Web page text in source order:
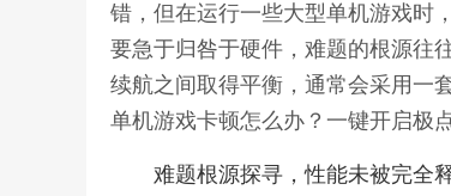
错，但在运行一些大型单机游戏时
要急于归咎于硬件，难题的根源往
续航之间取得平衡，通常会采用一
单机游戏卡顿怎么办？一键开启极
难题根源探寻，性能未被完全